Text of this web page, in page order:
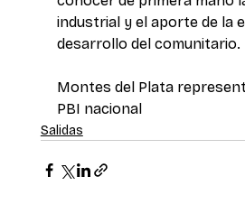
industrial y el aporte de la
desarrollo del comunitario.
Montes del Plata
PBI nacional
Salidas